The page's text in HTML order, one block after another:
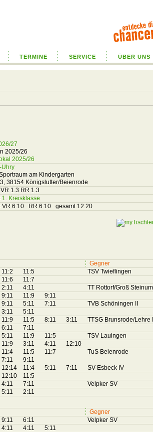
TERMINE SERVICE ÜBER UNS
27
2025/26
2025/26
Uhry
am Kindergarten
38154 Königslutter/Beienrode
VR 1.3 RR 1.3
1. Kreisklasse
VR 6:10 RR 6:10 gesamt 12:20
Gegner
11:2 11:5 TSV Twieflingen
11:6
11:7
2:11 4:11 TT Rottorf/Groß
9:11 11:9
9:11
9:11 5:11 7:11 TVB Schöningen II
3:11
5:11
11:9 11:5 8:11 3:11 TTSG Brunsrode/Lehre
6:11
7:11
5:11 11:9 11:5 TSV Lauingen
11:9 3:11 4:11
12:10
11:4 11:5 11:7 TuS Beienrode
7:11
9:11
12:14 11:4 5:11 7:11 SV Esbeck IV
12:10
11:5
4:11 7:11 Velpker SV
5:11
2:11
Gegner
9:11 6:11 Velpker SV
4:11 4:11
5:11